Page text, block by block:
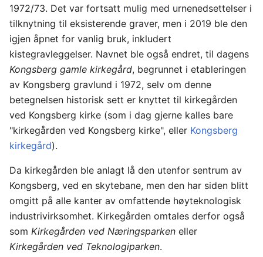
1972/73. Det var fortsatt mulig med urnenedsettelser i
tilknytning til eksisterende graver, men i 2019 ble den
igjen åpnet for vanlig bruk, inkludert
kistegravleggelser. Navnet ble også endret, til dagens
Kongsberg gamle kirkegård, begrunnet i etableringen
av Kongsberg gravlund i 1972, selv om denne
betegnelsen historisk sett er knyttet til kirkegården
ved Kongsberg kirke (som i dag gjerne kalles bare
"kirkegården ved Kongsberg kirke", eller Kongsberg
kirkegård).
Da kirkegården ble anlagt lå den utenfor sentrum av
Kongsberg, ved en skytebane, men den har siden blitt
omgitt på alle kanter av omfattende høyteknologisk
industrivirksomhet. Kirkegården omtales derfor også
som Kirkegården ved Næringsparken eller
Kirkegården ved Teknologiparken.